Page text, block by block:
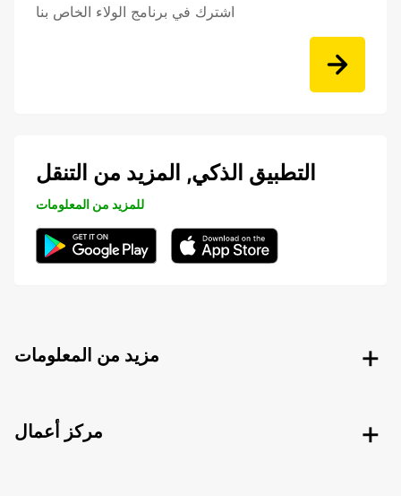
اشترك في برنامج الولاء الخاص بنا
التطبيق الذكي, المزيد من التنقل
للمزيد من المعلومات
مزيد من المعلومات
مركز أعمال